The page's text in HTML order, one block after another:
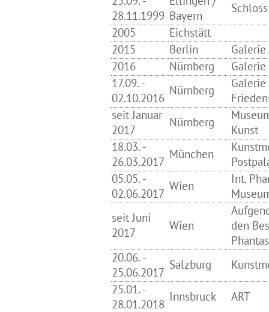
28.11.1999 Bayern
2005
Eichstätt
2015
Berlin
2016
Nürnberg
Galerie
17.09. -
02.10.2016
Nürnberg
Galerie
seit Januar
2017
Nürnberg
Kunst
18.03. -
26.03.2017
München
05.05. -
02.06.2017
Wien
Int.
seit Juni
2017
Wien
den
20.06. -
25.06.2017
Salzburg
25.01. -
28.01.2018
Innsbruck
ART